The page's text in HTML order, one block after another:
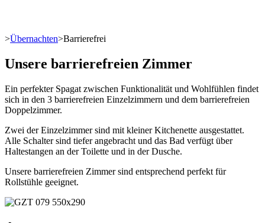
>Übernachten>Barrierefrei
Unsere barrierefreien Zimmer
Ein perfekter Spagat zwischen Funktionalität und Wohlfühlen findet
sich in den 3 barrierefreien Einzelzimmern und dem barrierefreien
Doppelzimmer.
Zwei der Einzelzimmer sind mit kleiner Kitchenette ausgestattet.
Alle Schalter sind tiefer angebracht und das Bad verfügt über
Haltestangen an der Toilette und in der Dusche.
Unsere barrierefreien Zimmer sind entsprechend perfekt für
Rollstühle geeignet.